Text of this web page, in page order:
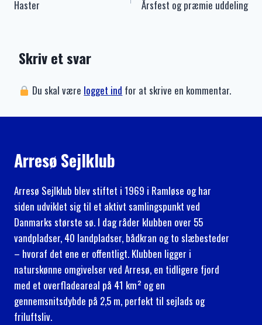
Haster Årsfest og præmie uddeling
Skriv et svar
Du skal være logget ind for at skrive en kommentar.
Arresø Sejlklub
Arresø Sejlklub blev stiftet i 1969 i Ramløse og har
siden udviklet sig til et aktivt samlingspunkt ved
Danmarks største sø. I dag råder klubben over 55
vandpladser, 40 landpladser, bådkran og to slæbesteder
– hvoraf det ene er offentligt. Klubben ligger i
naturskønne omgivelser ved Arresø, en tidligere fjord
med et overfladeareal på 41 km² og en
gennemsnitsdybde på 2,5 m, perfekt til sejlads og
friluftsliv.